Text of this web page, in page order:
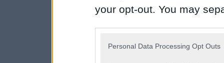
your opt-out. You may
Personal Data Processing Opt Outs